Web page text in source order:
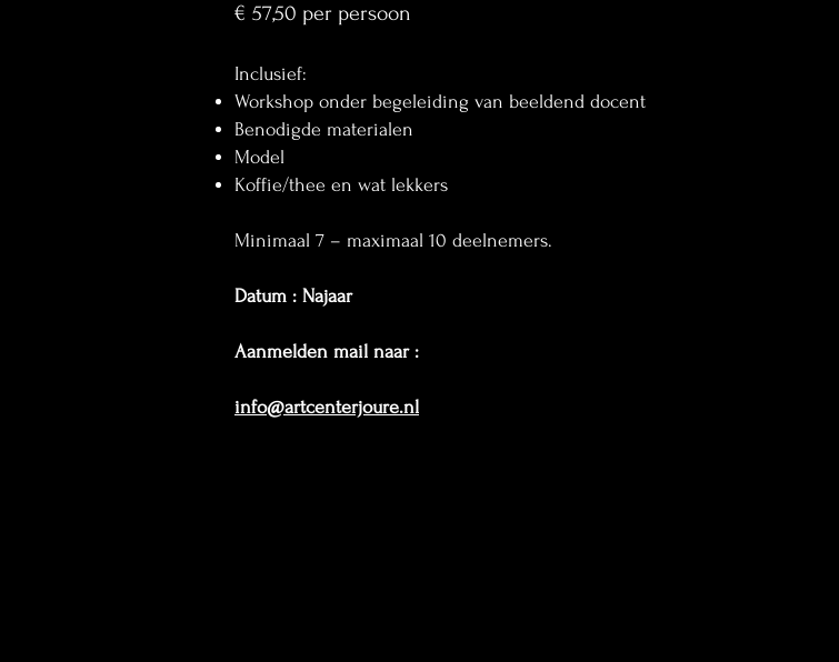
€ 57,50 per persoon
Inclusief:
Workshop onder begeleiding van beeldend docent
Benodigde materialen
Model
Koffie/thee en wat lekkers
Minimaal 7 – maximaal 10 deelnemers.
Datum : Najaar
Aanmelden mail naar :
info@artcenterjoure.nl